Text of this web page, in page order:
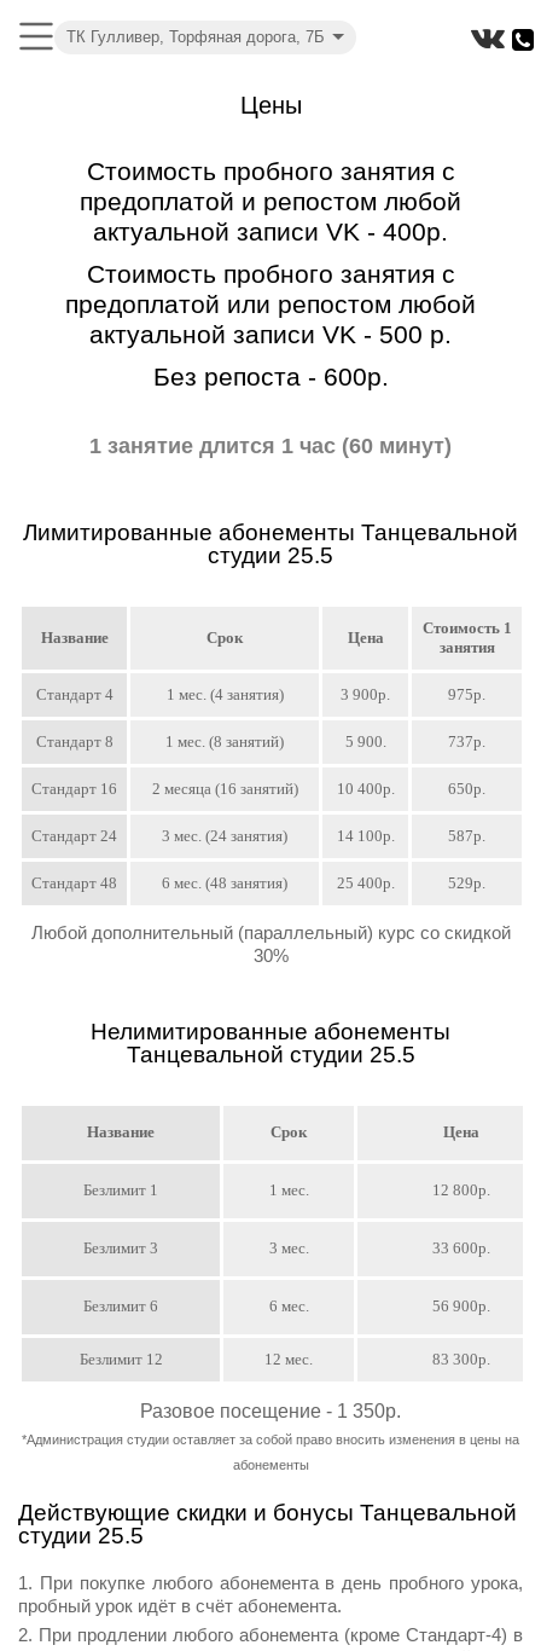
ТК Гулливер, Торфяная дорога, 7Б
Цены
Стоимость пробного занятия с
предоплатой и репостом любой
актуальной записи VK - 400р.
Стоимость пробного занятия с
предоплатой или репостом любой
актуальной записи VK - 500 р.
Без репоста - 600р.
1 занятие длится 1 час (60 минут)
Лимитированные абонементы Танцевальной
студии 25.5
Название Срок Цена
Стоимость 1
занятия
Стандарт 4 1 мес. (4 занятия) 3 900р. 975р.
Стандарт 8 1 мес. (8 занятий) 5 900. 737р.
Стандарт 16 2 месяца (16 занятий) 10 400р. 650р.
Стандарт 24 3 мес. (24 занятия) 14 100р. 587р.
Стандарт 48 6 мес. (48 занятия) 25 400р. 529р.
Любой дополнительный (параллельный) курс со скидкой
30%
Нелимитированные абонементы
Танцевальной студии 25.5
Название Срок Цена
Безлимит 1 1 мес. 12 800р.
Безлимит 3 3 мес. 33 600р.
Безлимит 6 6 мес. 56 900р.
Безлимит 12 12 мес. 83 300р.
Разовое посещение - 1 350р.
*Администрация студии оставляет за собой право вносить изменения в цены на
абонементы
Действующие скидки и бонусы Танцевальной
студии 25.5
При покупке любого абонемента в день пробного урока,
пробный урок идёт в счёт абонемента.
При продлении любого абонемента (кроме Стандарт-4) в